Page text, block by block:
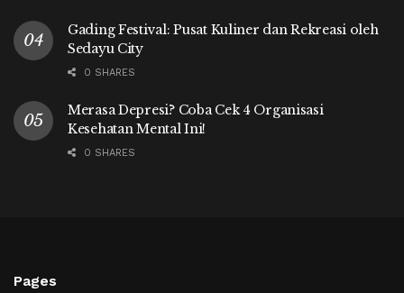
Gading Festival: Pusat Kuliner dan Rekreasi oleh
Sedayu City
0 SHARES
Merasa Depresi? Coba Cek 4 Organisasi
Kesehatan Mental Ini!
0 SHARES
Pages